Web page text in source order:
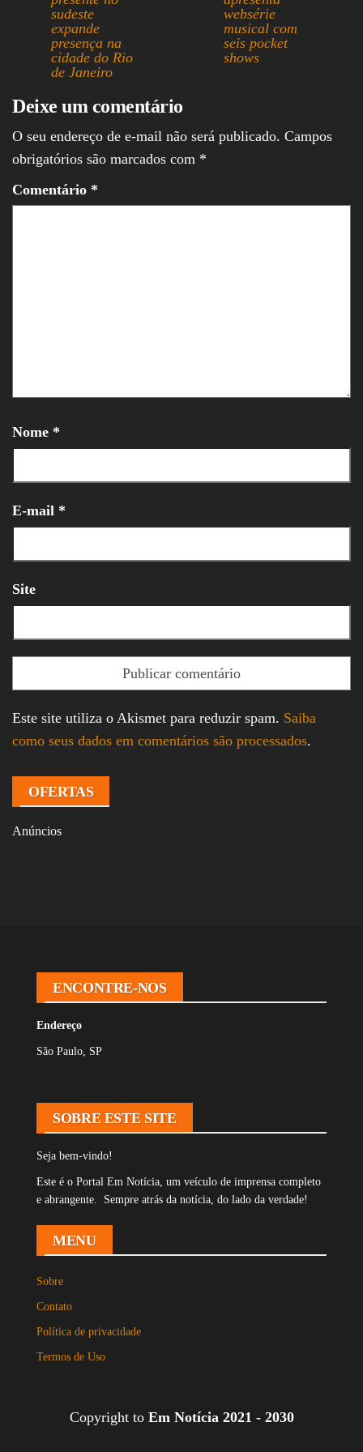
sudeste
expande
presença na
cidade do Rio
de Janeiro
websérie
musical com
seis pocket
shows
Deixe um comentário
O seu endereço de e-mail não será publicado. Campos
obrigatórios são marcados com *
Comentário *
Nome *
E-mail *
Site
Este site utiliza o Akismet para reduzir spam. Saiba
como seus dados em comentários são processados.
OFERTAS
Anúncios
ENCONTRE-NOS
Endereço
São Paulo, SP
SOBRE ESTE SITE
Seja bem-vindo!
Este é o Portal Em Notícia, um veículo de imprensa completo
e abrangente. Sempre atrás da notícia, do lado da verdade!
MENU
Sobre
Contato
Política de privacidade
Termos de Uso
Copyright to Em Notícia 2021 - 2030